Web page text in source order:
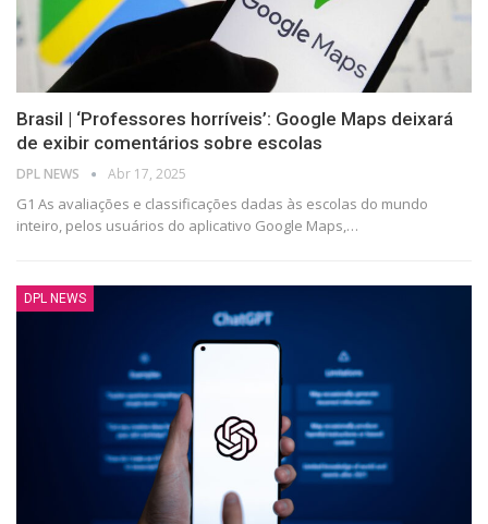
Brasil | ‘Professores horríveis’: Google Maps deixará
de exibir comentários sobre escolas
DPL NEWS Abr 17, 2025
G1 As avaliações e classificações dadas às escolas do mundo
inteiro, pelos usuários do aplicativo Google Maps,…
DPL NEWS